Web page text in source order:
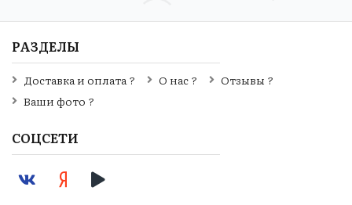
РАЗДЕЛЫ
Доставка и оплата ? О нас ?
Отзывы ?
Ваши фото ?
СОЦСЕТИ